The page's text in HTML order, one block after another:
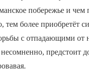
побережье и чем
тем более приобретёт
с отпадающими от
предстоит